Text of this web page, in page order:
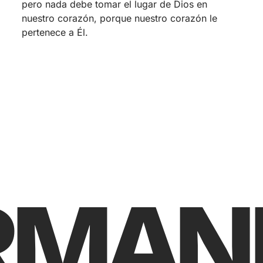
pero nada debe tomar el lugar de Dios en
nuestro corazón, porque nuestro corazón le
pertenece a Él.